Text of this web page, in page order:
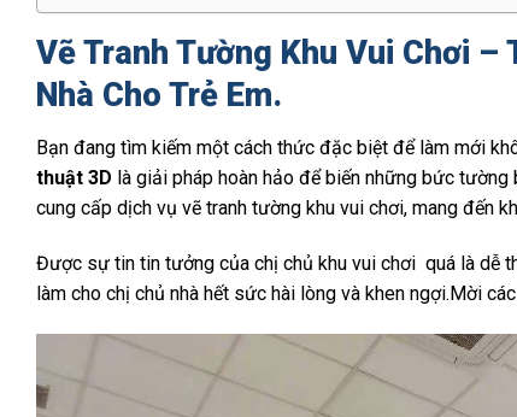
Vẽ Tranh Tường Khu Vui Chơi
Nhà Cho Trẻ Em.
Bạn đang tìm kiếm một cách thức đặc biệt để làm mới
thuật 3D là giải pháp hoàn hảo để biến những bức
cung cấp dịch vụ vẽ tranh tường khu vui chơi, mang đến
Được sự tin tin tưởng của chị chủ khu vui chơi quá là dễ
làm cho chị chủ nhà hết sức hài lòng và khen ngợi.Mời